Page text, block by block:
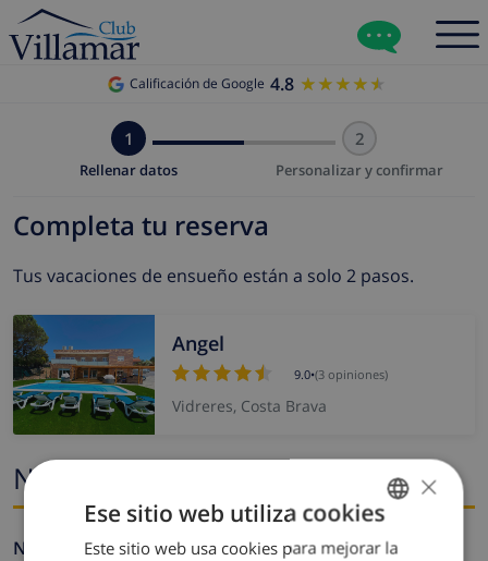
Calificación de Google 4.8 ★★★★★
★★★★★
1
Rellenar datos
2
Personalizar y confirmar
Completa tu reserva
Tus vacaciones de ensueño están a solo 2 pasos.
Angel
9.0•(3 opiniones)
Vidreres, Costa Brava
Nombre y correo electrónico
Nombre * FRENCH
×
Ese sitio web utiliza cookies
Este sitio web usa cookies para mejorar la